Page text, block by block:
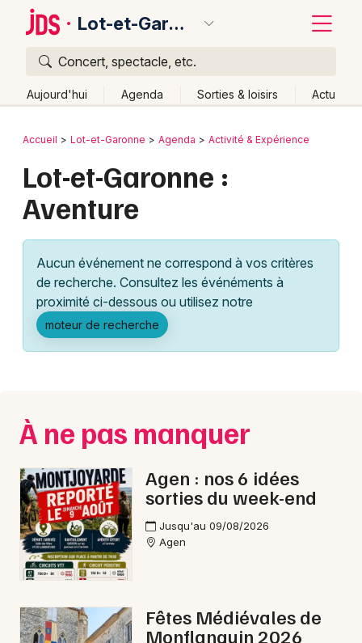
Lot-et-Garonne
Concert, spectacle, etc.
Aujourd'hui Agenda Sorties & loisirs Actu
Publier un événement
Grands événements
Activité & Expérience
Manifestations
Foires & salons
Concerts
Sports
Soirées
Sorties famille
Sorties & loisirs
Bordeaux
Colmar
Lille
Lyon
Marseille
Mulhouse
Nice
Paris
Strasbourg
Toulouse
Toutes les villes
Retour
Accueil Lot-et-Garonne Agenda Activité & Expérience
Lot-et-Garonne :
Aventure
Aucun événement ne correspond à vos critères
de recherche. Consultez les événéments à
proximité ci-dessous ou utilisez notre
moteur de recherche
À ne pas manquer
Agen : nos 6 idées
sorties du week-end
Jusqu'au 09/08/2026
Agen
Fêtes Médiévales de
Monflanquin 2026
Quoi ?
Où ?
Changer de lieu
Quand ?
Aujourd'hui
Demain Ce week-end Autre